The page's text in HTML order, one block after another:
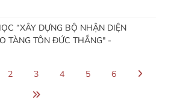
“XÂY DỰNG BỘ NHẬN DIỆN
TÀNG TÔN ĐỨC THẮNG" -
2 3 4 5 6